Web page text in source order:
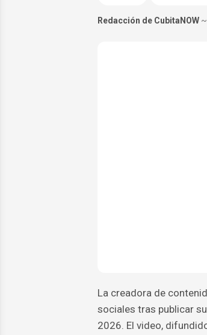
Redacción de CubitaNOW
La creadora de
sociales tras publicar
2026. El video,